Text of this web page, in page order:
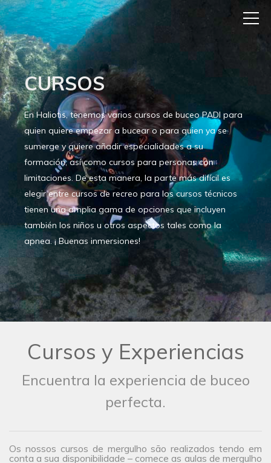
CURSOS
En Haliotis, tenemos varios cursos de buceo PADI para
quien quiere empezar a bucear o para quien ya se
sumerge y quiere añadir especialidades a su
formación, así como cursos para personas con
limitaciones. De esta manera, la parte más difícil es
elegir entre cursos de recreo para los cursos técnicos
tienen una amplia gama de opciones que incluyen
también los niños u otros aspectos tales como la
apnea. ¡ Buenas inmersiones!
Cursos y Experiencias
Encuentra la experiencia de buceo
perfecta.
Os nossos cursos de mergulho são realizados tendo em
conta a sua disponibilidade – comece as aulas de mergulho